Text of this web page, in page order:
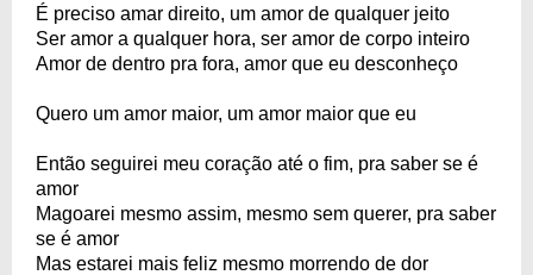
É preciso amar direito, um amor de qualquer jeito
Ser amor a qualquer hora, ser amor de corpo inteiro
Amor de dentro pra fora, amor que eu desconheço
Quero um amor maior, um amor maior que eu
Então seguirei meu coração até o fim, pra saber se é
amor
Magoarei mesmo assim, mesmo sem querer, pra saber
se é amor
Mas estarei mais feliz mesmo morrendo de dor